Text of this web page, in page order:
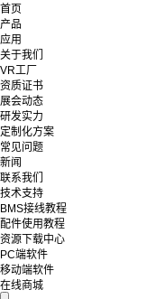
首页
产品
应用
关于我们
VR工厂
资质证书
展会动态
研发实力
定制化方案
常见问题
新闻
联系我们
技术支持
BMS接线教程
配件使用教程
资源下载中心
PC端软件
移动端软件
在线商城